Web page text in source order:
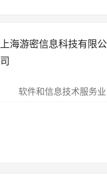
上海游密信息科技有限公
司
软件和信息技术服务业